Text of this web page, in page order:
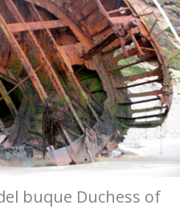
buque Duchess of